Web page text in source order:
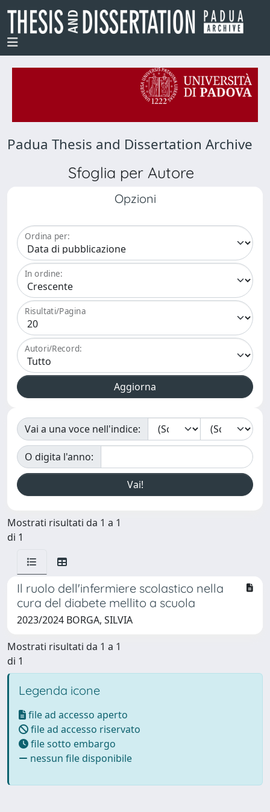
Padua Thesis and Dissertation Archive
Sfoglia per Autore
Opzioni
Ordina per:
In ordine:
Risultati/Pagina
Autori/Record:
Vai a una voce nell'indice:
O digita l'anno:
Mostrati risultati da 1 a 1
di 1
Il ruolo dell'infermiere scolastico nella
cura del diabete mellito a scuola
2023/2024 BORGA, SILVIA
Mostrati risultati da 1 a 1
di 1
Legenda icone
file ad accesso aperto
file ad accesso riservato
file sotto embargo
nessun file disponibile